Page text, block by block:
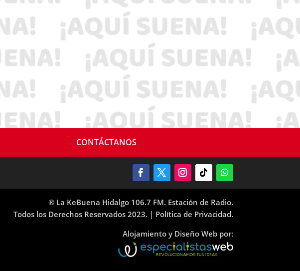
CONTÁCTANOS
® La KeBuena Hidalgo 106.7 FM. Estación de Radio.
Todos los Derechos Reservados 2023. | Política de Privacidad.
Alojamiento y Diseño Web por: